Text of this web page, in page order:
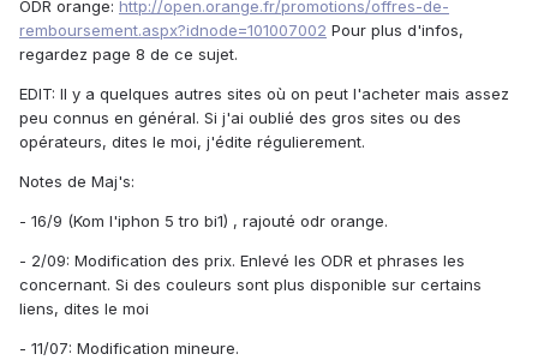
ODR orange: http://open.orange.fr/promotions/offres-de-
remboursement.aspx?idnode=101007002 Pour plus d'infos,
regardez page 8 de ce sujet.
EDIT: Il y a quelques autres sites où on peut l'acheter mais assez
peu connus en général. Si j'ai oublié des gros sites ou des
opérateurs, dites le moi, j'édite régulierement.
Notes de Maj's:
- 16/9 (Kom l'iphon 5 tro bi1) , rajouté odr orange.
- 2/09: Modification des prix. Enlevé les ODR et phrases les
concernant. Si des couleurs sont plus disponible sur certains
liens, dites le moi
- 11/07: Modification mineure.